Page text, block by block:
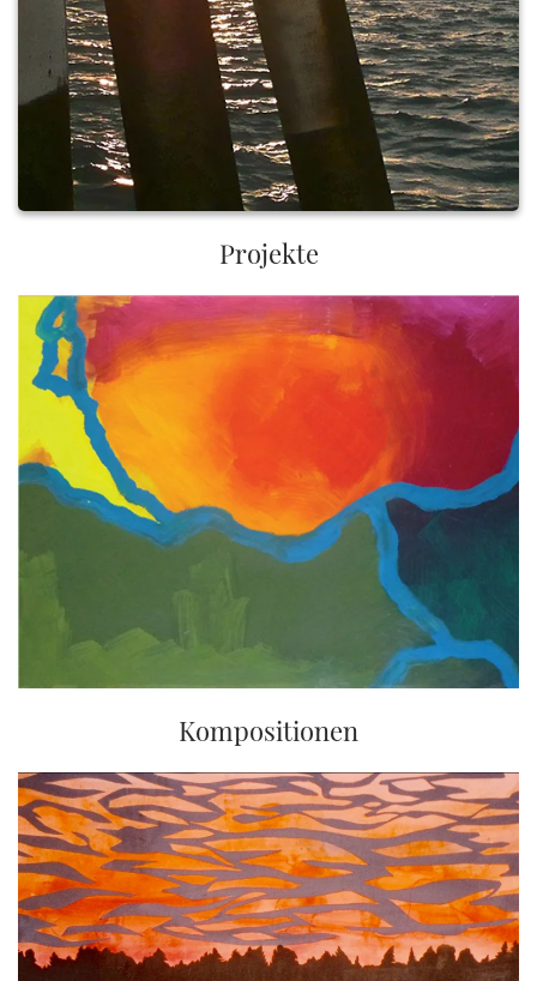
Projekte
Kompositionen